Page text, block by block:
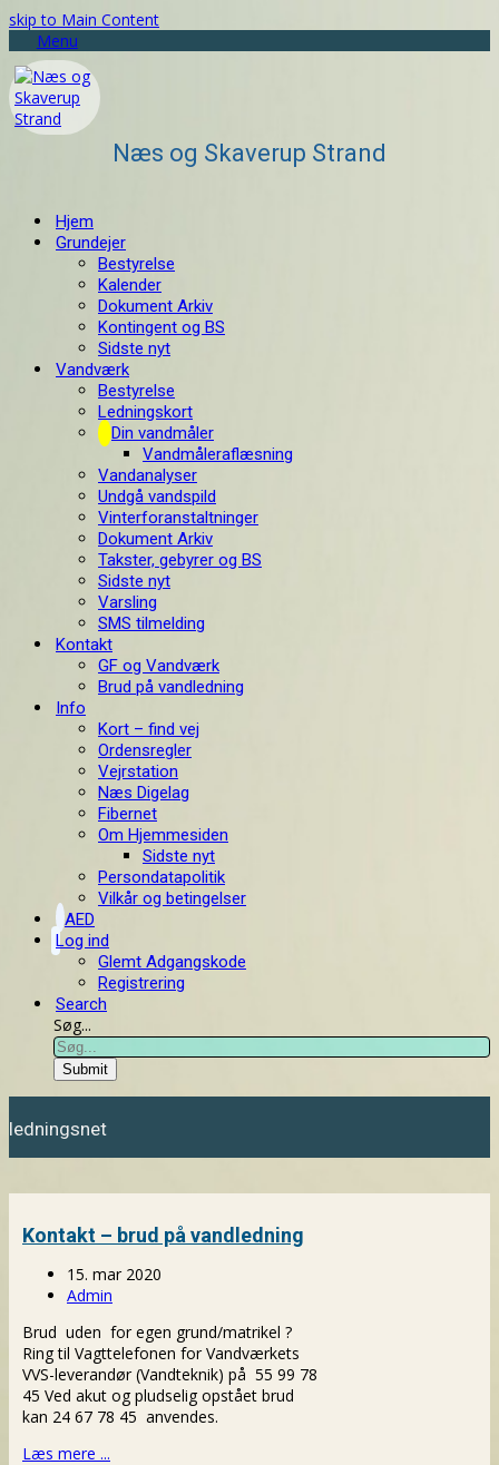
skip to Main Content
Menu
Næs og Skaverup Strand
Hjem
Grundejer
Bestyrelse
Kalender
Dokument Arkiv
Kontingent og BS
Sidste nyt
Vandværk
Bestyrelse
Ledningskort
Din vandmåler
Vandmåleraflæsning
Vandanalyser
Undgå vandspild
Vinterforanstaltninger
Dokument Arkiv
Takster, gebyrer og BS
Sidste nyt
Varsling
SMS tilmelding
Kontakt
GF og Vandværk
Brud på vandledning
Info
Kort – find vej
Ordensregler
Vejrstation
Næs Digelag
Fibernet
Om Hjemmesiden
Sidste nyt
Persondatapolitik
Vilkår og betingelser
AED
Log ind
Glemt Adgangskode
Registrering
Search
Søg...
Submit
ledningsnet
Kontakt – brud på vandledning
15. mar 2020
Admin
Brud uden for egen grund/matrikel ?
Ring til Vagttelefonen for Vandværkets
VVS-leverandør (Vandteknik) på 55 99 78
45 Ved akut og pludselig opstået brud
kan 24 67 78 45 anvendes.
Læs mere ...